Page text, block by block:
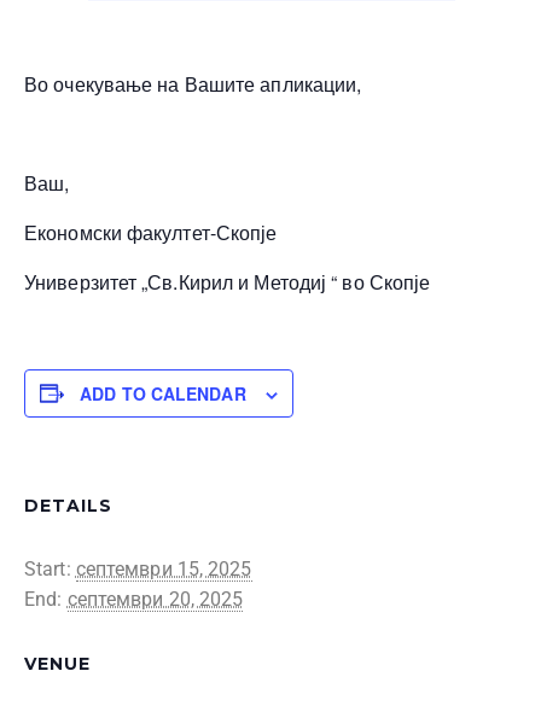
Во очекување на Вашите апликации,
Ваш,
Економски факултет-Скопје
Универзитет „Св.Кирил и Методиј “ во Скопје
ADD TO CALENDAR
DETAILS
Start: септември 15, 2025
End: септември 20, 2025
VENUE